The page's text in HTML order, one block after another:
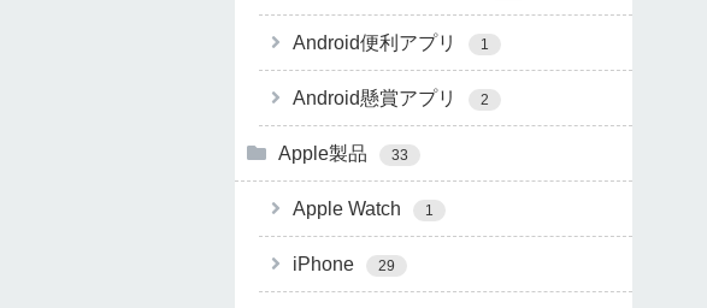
Android便利アプリ 1
Android懸賞アプリ 2
Apple製品 33
Apple Watch 1
iPhone 29